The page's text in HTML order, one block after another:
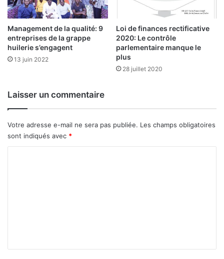
t
i
o
n
d
’
a
g
r
é
r
Management de la qualité: 9
entreprises de la grappe
huilerie s’engagent
13 juin 2022
Loi de finances rectificative
2020: Le contrôle
parlementaire manque le
plus
28 juillet 2020
Laisser un commentaire
Votre adresse e-mail ne sera pas publiée. Les champs obligatoires
sont indiqués avec *